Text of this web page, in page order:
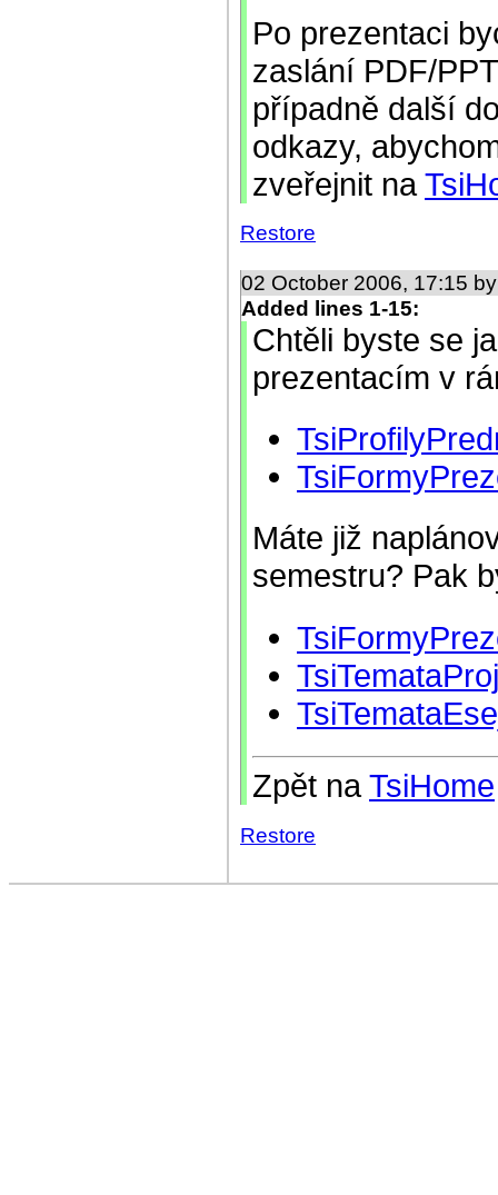
Po prezentaci
zaslání PDF/
případně další
odkazy,
zveřejnit na
Restore
02 October 2006, 17:15
Added lines 1-15:
Chtěli byste se
prezentacím v
Máte již
semestru? Pak
Zpět naTsiHome
Restore